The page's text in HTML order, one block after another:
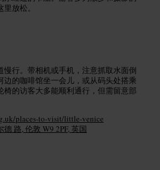
放松。
慢行。带相机或手机，注意抓取水面倒
边的咖啡馆坐一会儿，或从码头处搭乘
椅的访客大多能顺利通行，但需留意部
places-to-visit/little-venice
路, 伦敦 W9 2PF, 英国